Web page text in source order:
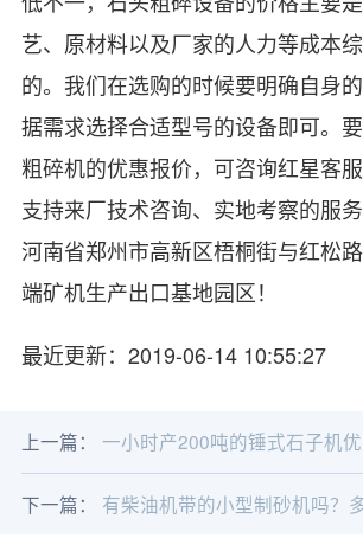
艺、原材料以及厂家的人力等成本
的。我们在选购的时候要明确自身
据需求选择合适型号的设备即可。
粗碎机的优惠报价，可咨询红星客
支持来厂技术咨询、实地考察的服务
河南省郑州市高新区梧桐街与红松
端矿机生产出口基地园区！
最近更新：2019-06-14 10:55:27
上一篇： 一小时产200吨的锤式石子机优
下一篇： 有柴油机带的小型制砂机吗？